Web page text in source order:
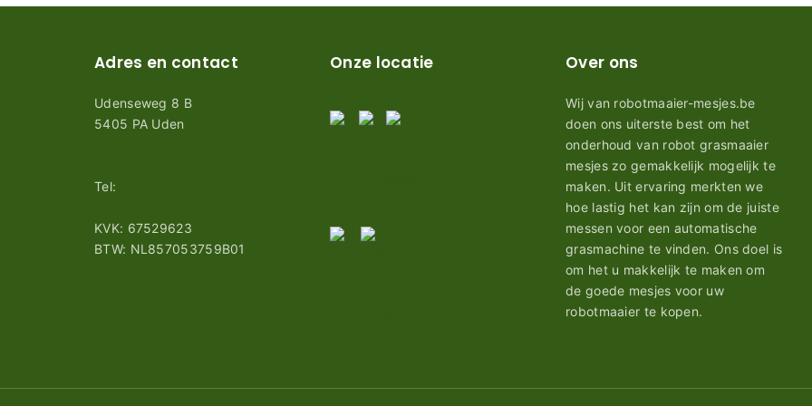
Adres en contact
Udenseweg 8 B
5405 PA Uden
Tel:
KVK: 67529623
BTW: NL857053759B01
Onze locatie Over ons
Wij van robotmaaier-mesjes.be
doen ons uiterste best om het
onderhoud van robot grasmaaier
mesjes zo gemakkelijk mogelijk te
maken. Uit ervaring merkten we
hoe lastig het kan zijn om de juiste
messen voor een automatische
grasmachine te vinden. Ons doel is
om het u makkelijk te maken om
de goede mesjes voor uw
robotmaaier te kopen.